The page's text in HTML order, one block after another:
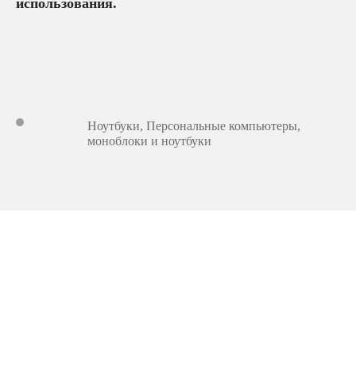
Ноутбуки, Персональные компьютеры,
моноблоки и ноутбуки